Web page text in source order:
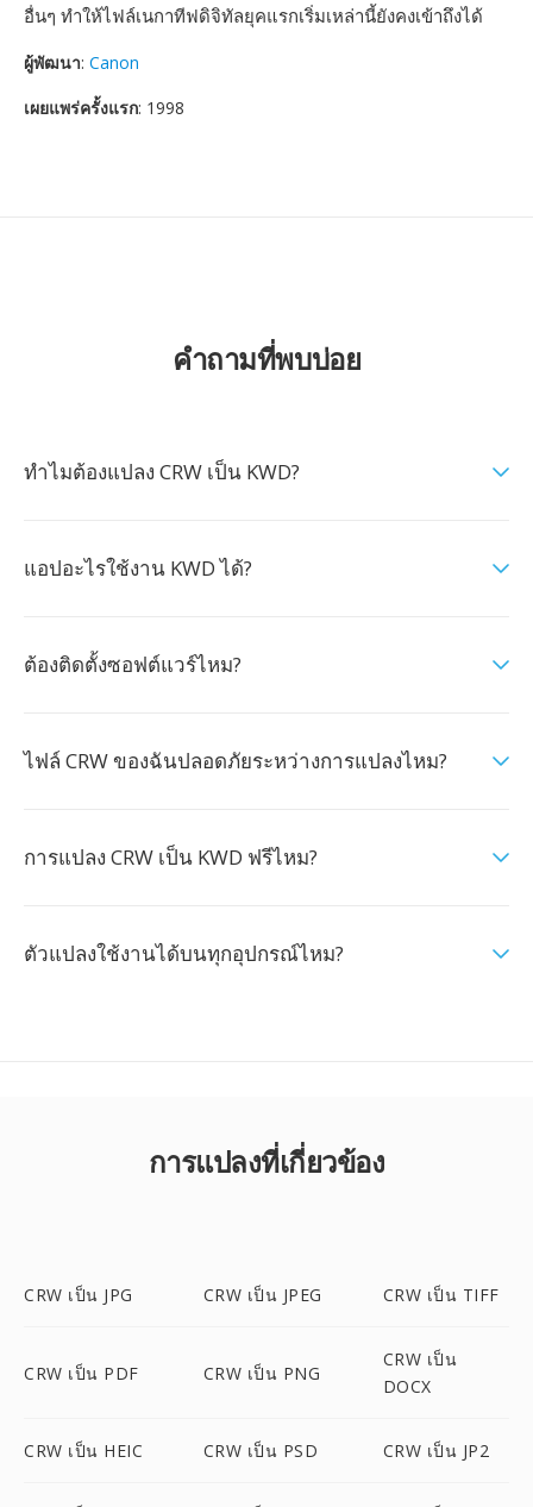
อื่นๆ ทำให้ไฟล์เนกาทีฟดิจิทัลยุคแรกเริ่มเหล่านี้ยังคงเข้าถึงได้
ผู้พัฒนา: Canon
เผยแพร่ครั้งแรก: 1998
คำถามที่พบบ่อย
ทำไมต้องแปลง CRW เป็น KWD?
แอปอะไรใช้งาน KWD ได้?
ต้องติดตั้งซอฟต์แวร์ไหม?
ไฟล์ CRW ของฉันปลอดภัยระหว่างการแปลงไหม?
การแปลง CRW เป็น KWD ฟรีไหม?
ตัวแปลงใช้งานได้บนทุกอุปกรณ์ไหม?
การแปลงที่เกี่ยวข้อง
CRW เป็น JPG CRW เป็น JPEG CRW เป็น TIFF
CRW เป็น PDF CRW เป็น PNG
CRW เป็น
DOCX
CRW เป็น HEIC CRW เป็น PSD CRW เป็น JP2